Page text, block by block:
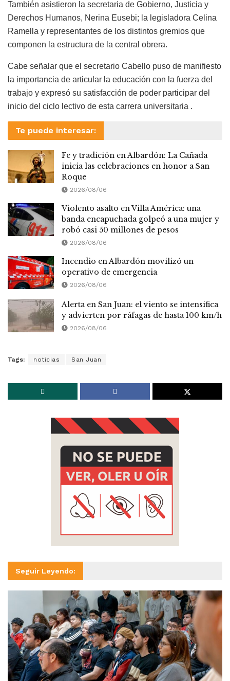
También asistieron la secretaria de Gobierno, Justicia y
Derechos Humanos, Nerina Eusebi; la legisladora Celina
Ramella y representantes de los distintos gremios que
componen la estructura de la central obrera.
Cabe señalar que el secretario Cabello puso de manifiesto
la importancia de articular la educación con la fuerza del
trabajo y expresó su satisfacción de poder participar del
inicio del ciclo lectivo de esta carrera universitaria .
Te puede interesar:
Fe y tradición en Albardón: La Cañada
inicia las celebraciones en honor a San
Roque
2026/08/06
Violento asalto en Villa América: una
banda encapuchada golpeó a una mujer y
robó casi 50 millones de pesos
2026/08/06
Incendio en Albardón movilizó un
operativo de emergencia
2026/08/06
Alerta en San Juan: el viento se intensifica
y advierten por ráfagas de hasta 100 km/h
2026/08/06
Tags: noticias San Juan
Seguir Leyendo: